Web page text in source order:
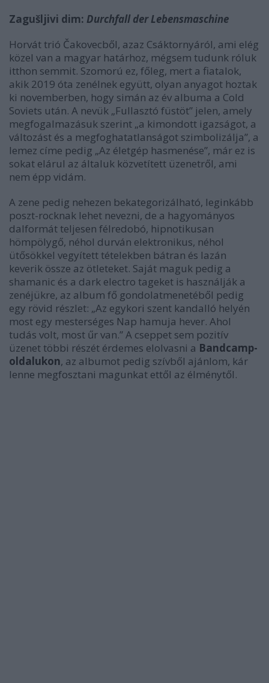
Zagušljivi dim: Durchfall der Lebensmaschine
Horvát trió Čakovecből, azaz Csáktornyáról, ami elég
közel van a magyar határhoz, mégsem tudunk róluk
itthon semmit. Szomorú ez, főleg, mert a fiatalok,
akik 2019 óta zenélnek együtt, olyan anyagot hoztak
ki novemberben, hogy simán az év albuma a Cold
Soviets után. A nevük „Fullasztó füstöt” jelen, amely
megfogalmazásuk szerint „a kimondott igazságot, a
változást és a megfoghatatlanságot szimbolizálja”, a
lemez címe pedig „Az életgép hasmenése”, már ez is
sokat elárul az általuk közvetített üzenetről, ami
nem épp vidám.
A zene pedig nehezen bekategorizálható, leginkább
poszt-rocknak lehet nevezni, de a hagyományos
dalformát teljesen félredobó, hipnotikusan
hömpölygő, néhol durván elektronikus, néhol
ütősökkel vegyített tételekben bátran és lazán
keverik össze az ötleteket. Saját maguk pedig a
shamanic és a dark electro tageket is használják a
zenéjükre, az album fő gondolatmenetéből pedig
egy rövid részlet: „Az egykori szent kandalló helyén
most egy mesterséges Nap hamuja hever. Ahol
tudás volt, most űr van.” A cseppet sem pozitív
üzenet többi részét érdemes elolvasni a Bandcamp-
oldalukon, az albumot pedig szívből ajánlom, kár
lenne megfosztani magunkat ettől az élménytől.